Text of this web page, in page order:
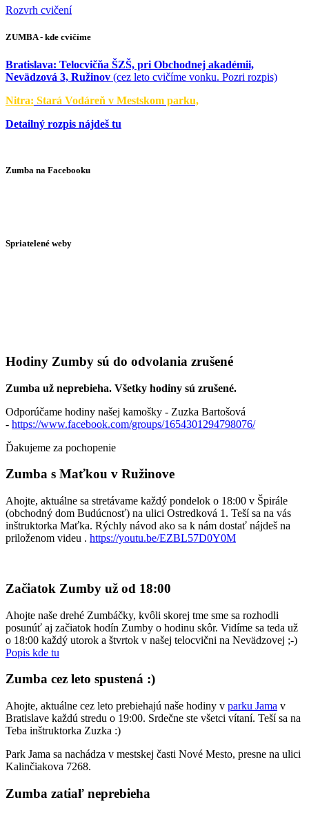
Rozvrh cvičení
ZUMBA - kde cvičíme
Bratislava: Telocvičňa ŠZŠ, pri Obchodnej akadémii,
Nevädzová 3, Ružinov (cez leto cvičíme vonku. Pozri rozpis)
Nitra: Stará Vodáreň v Mestskom parku,
Detailný rozpis nájdeš tu
Zumba na Facebooku
Spriatelené weby
Hodiny Zumby sú do odvolania zrušené
Zumba už neprebieha. Všetky hodiny sú zrušené.
Odporúčame hodiny našej kamošky - Zuzka Bartošová
- https://www.facebook.com/groups/1654301294798076/
Ďakujeme za pochopenie
Zumba s Maťkou v Ružinove
Ahojte, aktuálne sa stretávame každý pondelok o 18:00 v Špirále
(obchodný dom Budúcnosť) na ulici Ostredková 1. Teší sa na vás
inštruktorka Maťka. Rýchly návod ako sa k nám dostať nájdeš na
priloženom videu . https://youtu.be/EZBL57D0Y0M
Začiatok Zumby už od 18:00
Ahojte naše drehé Zumbáčky, kvôli skorej tme sme sa rozhodli
posunúť aj začiatok hodín Zumby o hodinu skôr. Vidíme sa teda už
o 18:00 každý utorok a štvrtok v našej telocvični na Nevädzovej ;-)
Popis kde tu
Zumba cez leto spustená :)
Ahojte, aktuálne cez leto prebiehajú naše hodiny v parku Jama v
Bratislave každú stredu o 19:00. Srdečne ste všetci vítaní. Teší sa na
Teba inštruktorka Zuzka :)
Park Jama sa nachádza v mestskej časti Nové Mesto, presne na ulici
Kalinčiakova 7268.
Zumba zatiaľ neprebieha